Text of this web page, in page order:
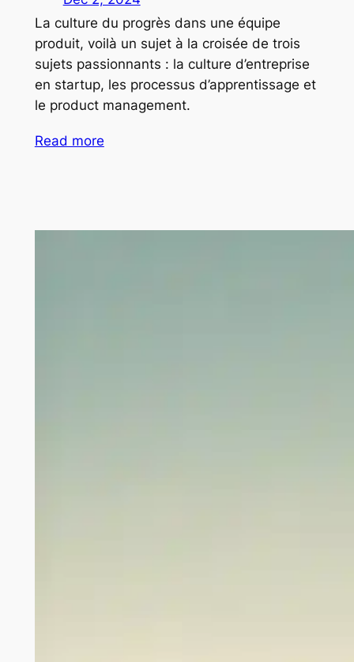
La culture du progrès dans une équipe
produit, voilà un sujet à la croisée de trois
sujets passionnants : la culture d’entreprise
en startup, les processus d’apprentissage et
le product management.
Read more